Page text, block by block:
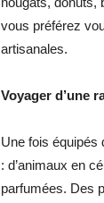
vous préférez
artisanales.
Voyager d’une
Une fois équipés
: d’animaux en
parfumées. Des